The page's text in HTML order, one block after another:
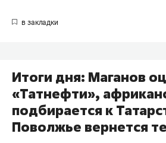
Итоги дня: Маганов
«Татнефти»,
подбирается к
Поволжье вернется